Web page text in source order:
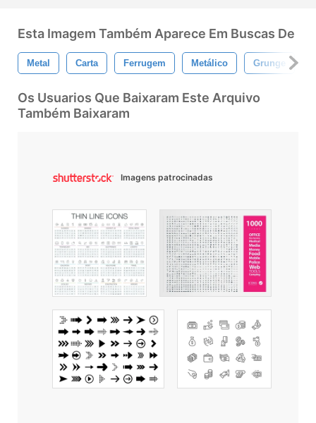
Esta Imagem Também Aparece Em Buscas De
Metal Carta Ferrugem Metálico Grunge
Os Usuarios Que Baixaram Este Arquivo
Também Baixaram
Imagens patrocinadas